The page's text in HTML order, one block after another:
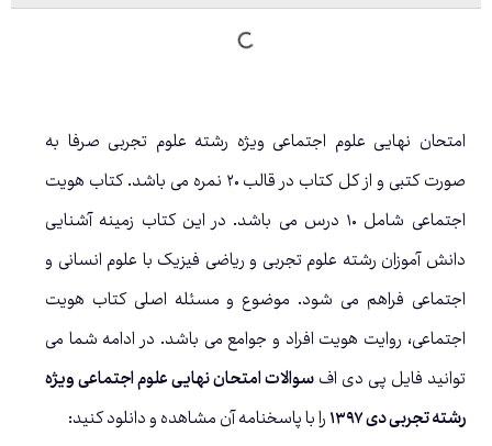
امتحان نهایی علوم اجتماعی ویژه رشته علوم تجربی صرفا به
صورت کتبی و از کل کتاب در قالب ۲۰ نمره می باشد. کتاب هویت
اجتماعی شامل ۱۰ درس می باشد. در این کتاب زمینه آشنایی
دانش آموزان رشته علوم تجربی و ریاضی فیزیک با علوم انسانی و
اجتماعی فراهم می شود. موضوع و مسئله اصلی کتاب هویت
اجتماعی، روایت هویت افراد و جوامع می باشد. در ادامه شما می
توانید فایل پی دی افسوالات امتحان نهایی علوم اجتماعی ویژه
رشته تجربی دی ۱۳۹۷
را با پاسخنامه آن مشاهده و دانلود کنید: